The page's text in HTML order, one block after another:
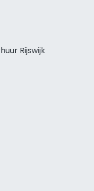
Rijswijk